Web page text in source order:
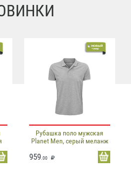
Рубашка поло мужская
Planet Men, серый меланж
959.00